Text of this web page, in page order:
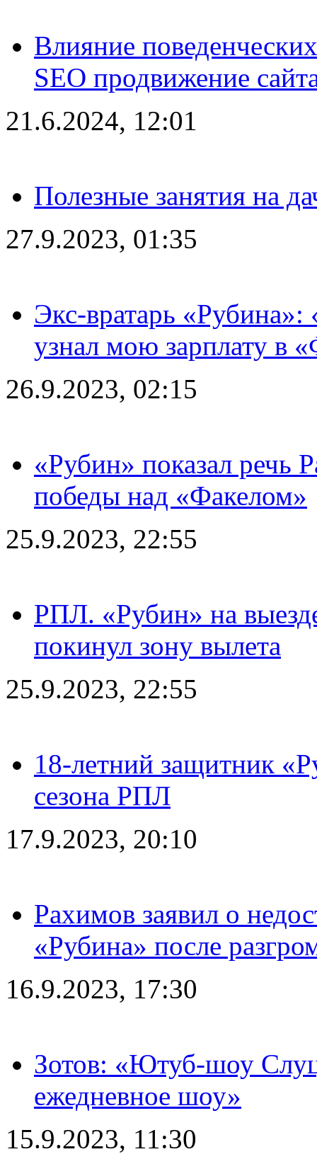
Влияние
SEO продвижение
21.6.2024, 12:01
Полезные занятия на
27.9.2023, 01:35
Экс-вратарь «Рубина»:
узнал мою зарплату в
26.9.2023, 02:15
«Рубин» показал речь
победы над «Факелом»
25.9.2023, 22:55
РПЛ. «Рубин» на
покинул зону вылета
25.9.2023, 22:55
18-летний защитник
сезона РПЛ
17.9.2023, 20:10
Рахимов заявил о
«Рубина» после
16.9.2023, 17:30
Зотов: «Ютуб-шоу
ежедневное шоу»
15.9.2023, 11:30